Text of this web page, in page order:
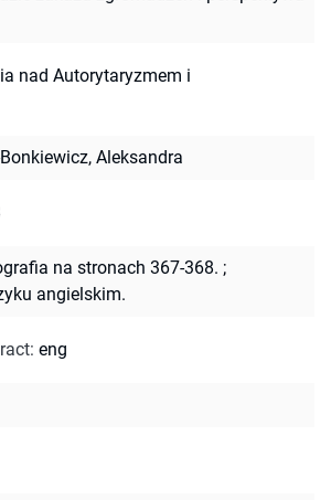
nad Autorytaryzmem i
Aleksandra
na stronach 367-368. ;
angielskim.
: eng